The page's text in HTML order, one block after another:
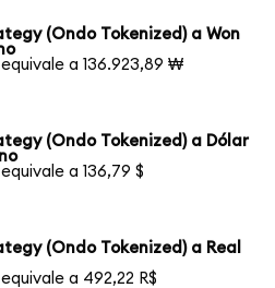
(Ondo Tokenized) a Won
equivale a 136.923,89 ₩
(Ondo Tokenized) a Dólar
equivale a 136,79 $
(Ondo Tokenized) a Real
equivale a 492,22 R$